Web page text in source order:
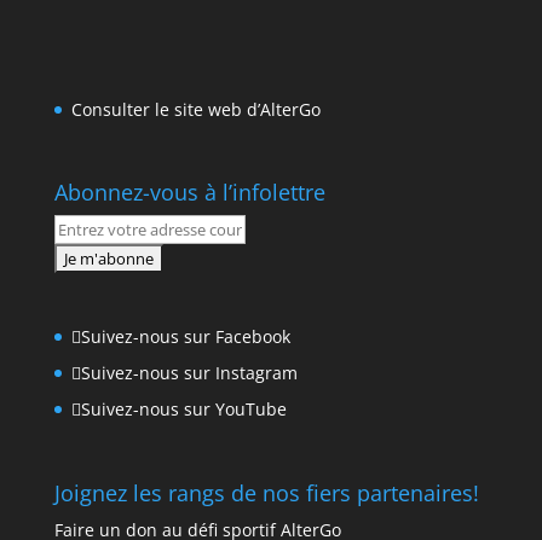
Consulter le site web d’AlterGo
Abonnez-vous à l’infolettre
Suivez-nous sur Facebook
Suivez-nous sur Instagram
Suivez-nous sur YouTube
Joignez les rangs de nos fiers partenaires!
Faire un don au défi sportif AlterGo